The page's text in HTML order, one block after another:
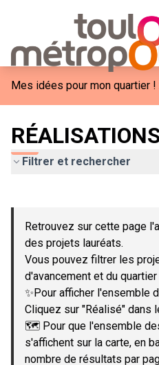
Mes idées pour mon quartier !
Filtrer et rechercher
−
Retrouvez sur cette page
des projets lauréats.
Vous pouvez filtrer les
d'avancement et du quartier
✨Pour afficher l'ensemble
Cliquez sur "Réalisé" dans
🗺️ Pour que l'ensemble
s'affichent sur la carte, en
nombre de résultats par